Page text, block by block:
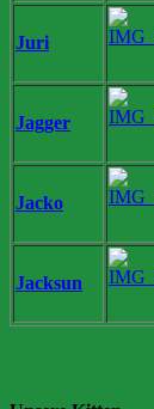
Juri
Jagger
Jacko
Jacksun